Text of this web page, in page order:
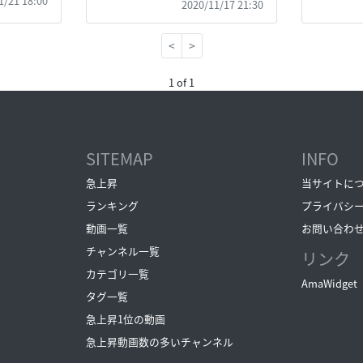
2020/11/17 21:30
< >
1 of 1
SITEMAP
急上昇
ランキング
動画一覧
チャンネル一覧
カテゴリ一覧
タグ一覧
急上昇1位の動画
急上昇動画数の多いチャンネル
INFO
当サイトに
プライバシ
お問い合わせ
リンク
AmaWidget